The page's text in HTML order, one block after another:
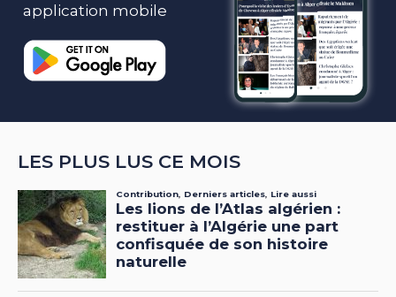
application mobile
LES PLUS LUS CE MOIS